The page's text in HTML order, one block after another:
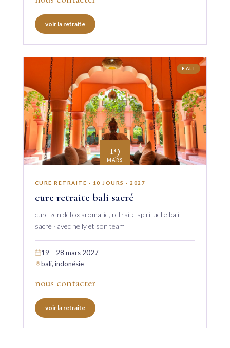
voir la retraite
BALI
19
MARS
CURE RETRAITE · 10 JOURS · 2027
cure retraite bali sacré
cure zen détox aromatic', retraite spirituelle bali
sacré · avec nelly et son team
19 – 28 mars 2027
bali, indonésie
nous contacter
voir la retraite